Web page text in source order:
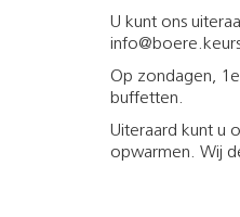
U kunt ons
Op zondagen,
buffetten.
Uiteraard kunt u
opwarmen. Wij